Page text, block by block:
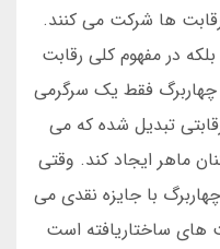
رقابت ها شرکت می کنند.
در مفهوم کلی رقابت
فقط یک سرگرمی
تبدیل شده که می
ماهر ایجاد کند. وقتی
با جایزه نقدی می
های ساختاریافته است